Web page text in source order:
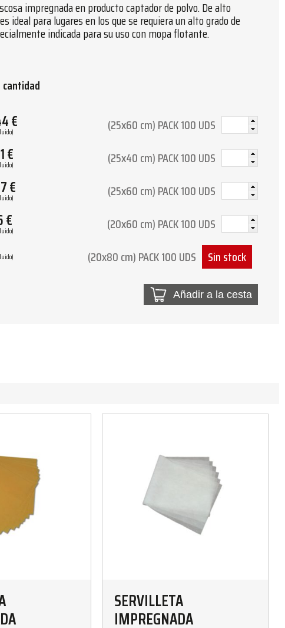
impregnada en producto captador de polvo. De alto
ideal para lugares en los que se requiera un alto grado de
indicada para su uso con mopa flotante.
cantidad
€ (25x60 cm) PACK 100 UDS
€ (25x40 cm) PACK 100 UDS
€ (25x60 cm) PACK 100 UDS
€ (20x60 cm) PACK 100 UDS
(20x80 cm) PACK 100 UDS Sin stock
Añadir a la cesta
SERVILLETA
IMPREGNADA